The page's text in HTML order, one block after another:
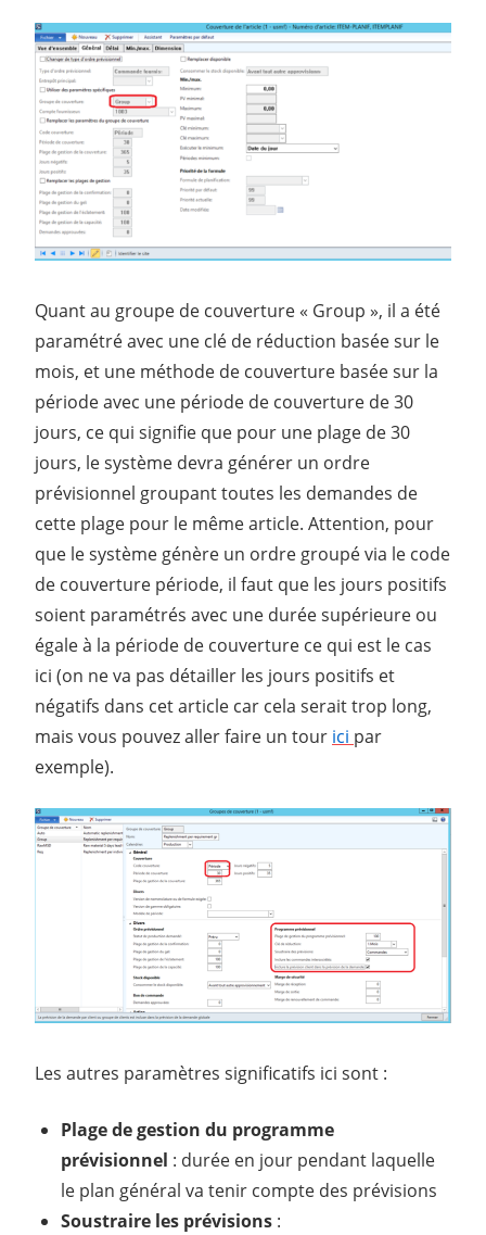
Quant au groupe de couverture « Group », il a été
paramétré avec une clé de réduction basée sur le
mois, et une méthode de couverture basée sur la
période avec une période de couverture de 30
jours, ce qui signifie que pour une plage de 30
jours, le système devra générer un ordre
prévisionnel groupant toutes les demandes de
cette plage pour le même article. Attention, pour
que le système génère un ordre groupé via le code
de couverture période, il faut que les jours positifs
soient paramétrés avec une durée supérieure ou
égale à la période de couverture ce qui est le cas
ici (on ne va pas détailler les jours positifs et
négatifs dans cet article car cela serait trop long,
mais vous pouvez aller faire un tour ici par
exemple).
Les autres paramètres significatifs ici sont :
Plage de gestion du programme
prévisionnel : durée en jour pendant laquelle
le plan général va tenir compte des prévisions
Soustraire les prévisions :